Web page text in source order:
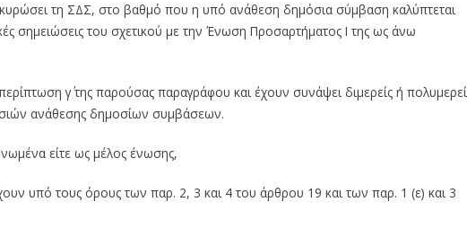
κυρώσει τη ΣΔΣ, στο βαθμό που η υπό ανάθεση δημόσια σύμβαση καλύπτεται
σημειώσεις του σχετικού με την Ένωση Προσαρτήματος I της ως άνω
γ΄ της παρούσας παραγράφου και έχουν συνάψει διμερείς ή
ανάθεσης δημοσίων συμβάσεων.
είτε ως μέλος ένωσης,
υπό τους όρους των παρ. 2, 3 και 4 του άρθρου 19 και των παρ. 1 (ε) και 3